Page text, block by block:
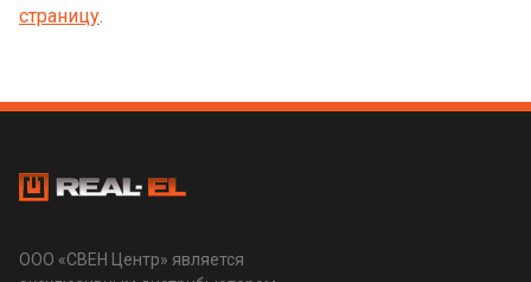
страницу.
ООО «СВЕН Центр» является